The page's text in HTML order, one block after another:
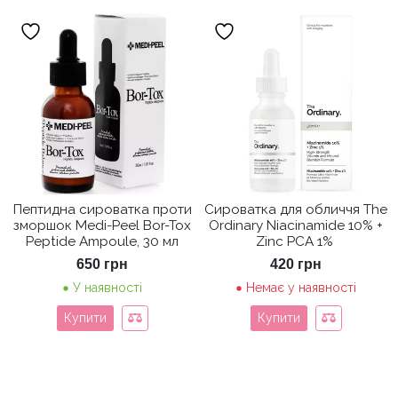
Пептидна сироватка проти
зморшок Medi-Peel Bor-Tox
Peptide Ampoule, 30 мл
650 грн
У наявності
Купити
Сироватка для обличчя The
Ordinary Niacinamide 10% +
Zinc PCA 1%
420 грн
Немає у наявності
Купити